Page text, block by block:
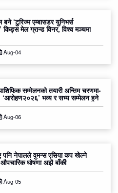
‘टुरिज्म एम्बासडर युनिभर्स
मेल ग्रान्ड विनर, विश्व मञ्चमा
Aug-04
सम्मेलनको तयारी अन्तिम चरणमा-
भव्य र सभ्य सम्मेलन हुने
Aug-06
नेपालले वुमन्स एसिया कप खेल्ने
औपचारिक घोषणा अझै बाँकी
Aug-05